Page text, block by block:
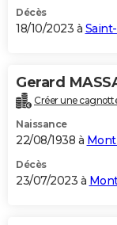
Décès
18/10/2023 à
Gerard
Créer une
Naissance
22/08/1938 à
Décès
23/07/2023 à